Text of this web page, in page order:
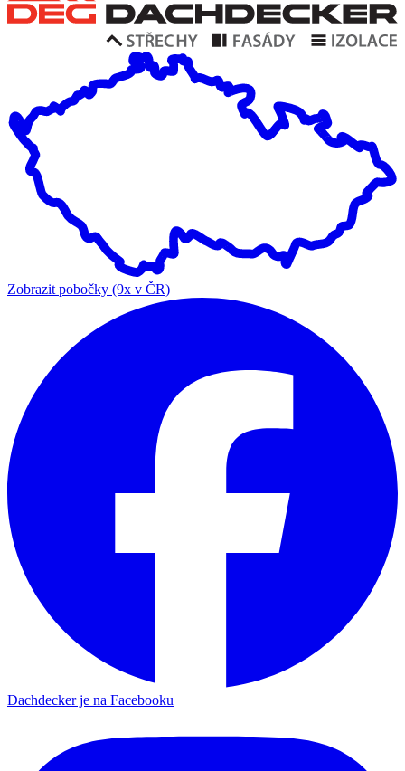
Zobrazit pobočky (9x v ČR)
Dachdecker je na Facebooku